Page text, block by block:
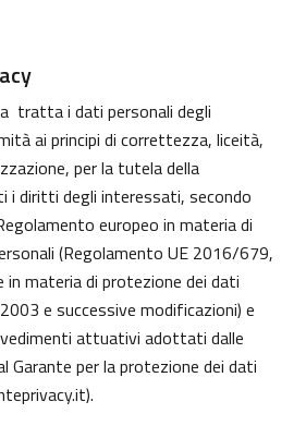
tratta i dati personali degli
ai principi di correttezza, liceità,
per la tutela della
i diritti degli interessati, secondo
europeo in materia di
(Regolamento UE 2016/679,
in materia di protezione dei dati
e successive modificazioni) e
attuativi adottati dalle
Garante per la protezione dei dati
).